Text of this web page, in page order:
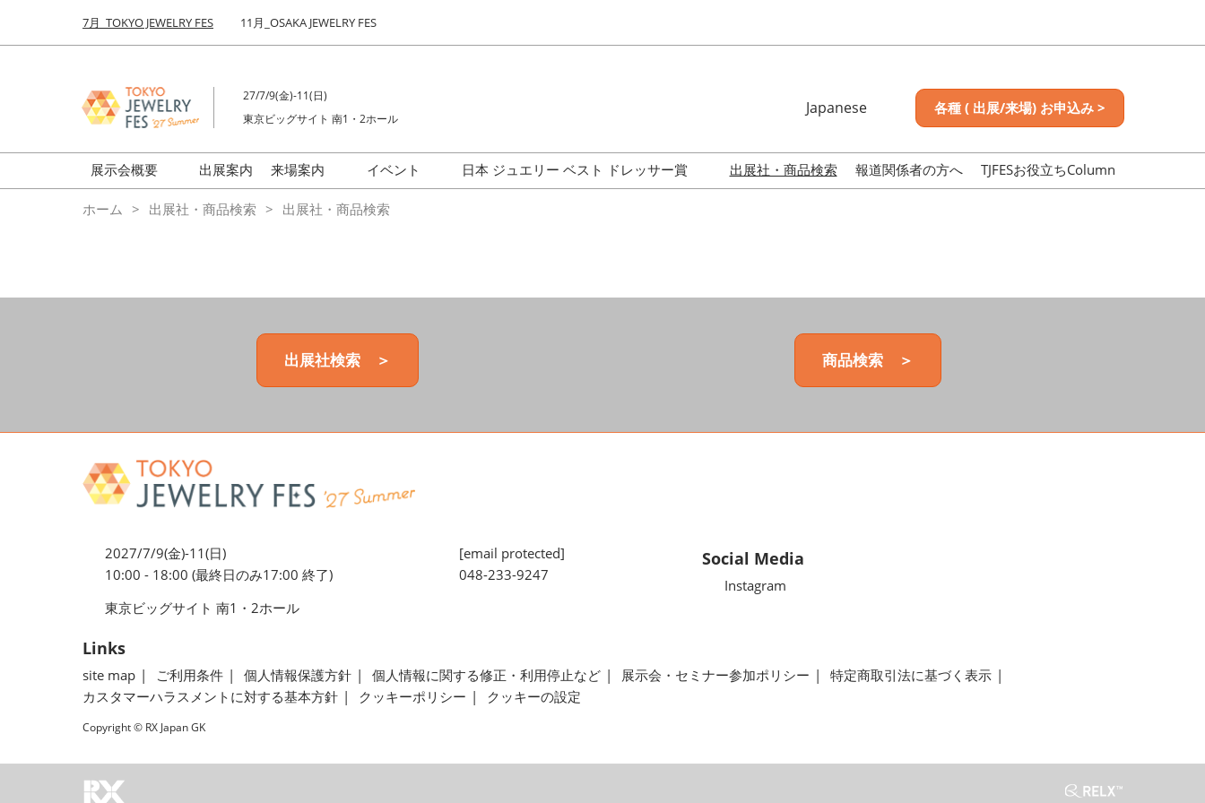
キ
し
て
む
to
7月_TOKYO JEWELRY FES 11月_OSAKA JEWELRY FES
27/7/9(金)-11(日)
東京ビッグサイト 南1・2ホール
Japanese
English
各種 ( 出展/来場) お申込み >
展示会概要
前回来場者数
ミネラル&ストーンFES
出展案内
来場案内
会場の様子
イベント
日本 ジュエリー ベスト ドレッサー賞
出展社・商品検索 報道関係者の方へ TJFESお役立ちColumn
ホーム 出展社・商品検索 出展社・商品検索
出展社検索 ＞ 商品検索 ＞
2027/7/9(金)-11(日)
10:00 - 18:00 (最終日のみ17:00 終了)
東京ビッグサイト 南1・2ホール
[email protected]
048-233-9247
Social Media
Instagram
Links
site map ご利用条件 個人情報保護方針 個人情報に関する修正・利用停止など 展示会・セミナー参加ポリシー
特定商取引法に基づく表示
カスタマーハラスメントに対する基本方針
クッキーポリシー クッキーの設定
Copyright © RX Japan GK